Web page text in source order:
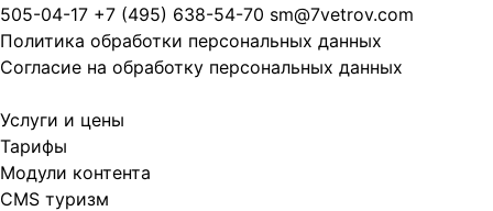
505-04-17 +7 (495) 638-54-70 sm@7vetrov.com
Политика обработки персональных данных
Согласие на обработку персональных данных
Услуги и цены
Тарифы
Модули контента
CMS туризм